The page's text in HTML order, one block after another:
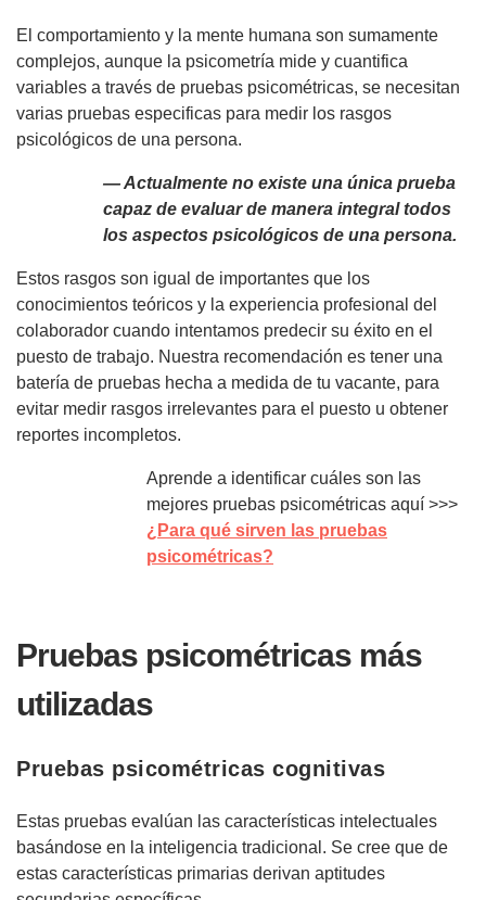
El comportamiento y la mente humana son sumamente
complejos, aunque la psicometría mide y cuantifica
variables a través de pruebas psicométricas, se necesitan
varias pruebas especificas para medir los rasgos
psicológicos de una persona.
— Actualmente no existe una única prueba
capaz de evaluar de manera integral todos
los aspectos psicológicos de una persona.
Estos rasgos son igual de importantes que los
conocimientos teóricos y la experiencia profesional del
colaborador cuando intentamos predecir su éxito en el
puesto de trabajo. Nuestra recomendación es tener una
batería de pruebas hecha a medida de tu vacante, para
evitar medir rasgos irrelevantes para el puesto u obtener
reportes incompletos.
Aprende a identificar cuáles son las
mejores pruebas psicométricas aquí >>>
¿Para qué sirven las pruebas
psicométricas?
Pruebas psicométricas más
utilizadas
Pruebas psicométricas cognitivas
Estas pruebas evalúan las características intelectuales
basándose en la inteligencia tradicional. Se cree que de
estas características primarias derivan aptitudes